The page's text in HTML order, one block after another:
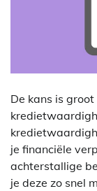
De kans is
je financiële
achterstallige
je deze zo snel